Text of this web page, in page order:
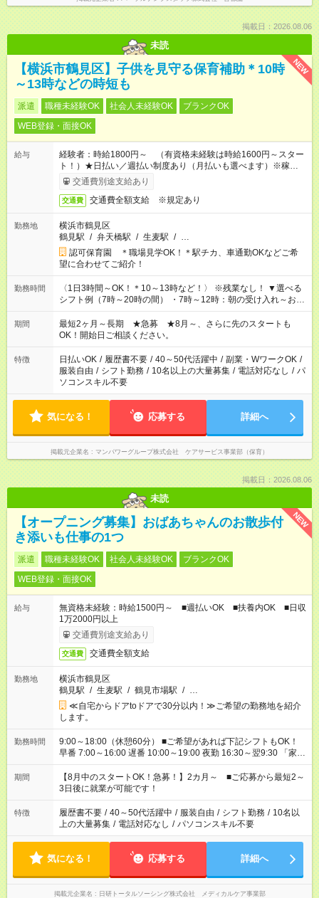
掲載日：2026.08.06
未読
NEW
【横浜市鶴見区】子供を見守る保育補助＊10時
～13時などの時短も
派遣 職種未経験OK 社会人未経験OK
ブランクOK
WEB登録・面接OK
給与
経験者：時給1800円～ （有資格未経験は時給1600円～スター
ト！）★日払い／週払い制度あり（月払いも選べます）※稼働開
始時は手続き完了次第のお支払いとなります★フルタイムできる
方は100円アップ！
交通費別途支給あり
交通費 交通費全額支給 ※規定あり
勤務地
横浜市鶴見区
鶴見駅 / 弁天橋駅 / 生麦駅 / …
認可保育園 ＊職場見学OK！＊駅チカ、車通勤OKなどご希
望に合わせてご紹介！
勤務時間
〈1日3時間～OK！＊10～13時など！〉 ※残業なし！ ▼選べる
シフト例（7時～20時の間） ・7時～12時：朝の受け入れ～お昼
の準備 ・10時～13時：園児の見守り～お昼の補助 ・9時～16
時：帰りの会まで！子供の成長を見守る ・15時～20時：夜のお
迎えサポート
期間
最短2ヶ月～長期 ★急募 ★8月～、さらに先のスタートも
OK！開始日ご相談ください。
特徴 日払いOK / 履歴書不要 / 40～50代活躍中 / 副業・WワークOK /
服装自由 / シフト勤務 / 10名以上の大量募集 / 電話対応なし / パ
ソコンスキル不要
気になる！ 応募する 詳細へ
掲載元企業名 マンパワーグループ株式会社 ケアサービス事業部（保育）
掲載日：2026.08.06
未読
NEW
【オープニング募集】おばあちゃんのお散歩付
き添いも仕事の1つ
派遣 職種未経験OK 社会人未経験OK
ブランクOK
WEB登録・面接OK
給与
無資格未経験：時給1500円～ ■週払いOK ■扶養内OK ■日収
1万2000円以上
交通費別途支給あり
交通費 交通費全額支給
勤務地
横浜市鶴見区
鶴見駅 / 生麦駅 / 鶴見市場駅 / …
≪自宅からドアtoドアで30分以内！≫ご希望の勤務地を紹介
します。
勤務時間
9:00～18:00（休憩60分） ■ご希望があれば下記シフトもOK！
早番 7:00～16:00 遅番 10:00～19:00 夜勤 16:30～翌9:30 「家族
と休みを合わせたい」 「余裕を持って夕飯の準備がしたい」
「できれば残業はしたくない」 など、ご希望を教えてください
ね。 ※Wワーク希望の方へ 今ご覧のお仕事で希望する勤務時間
と、もう1つのお仕事の勤務時間。 合計で週40時間を超える場
合は応募できません。
期間
【8月中のスタートOK！急募！】2カ月～ ■ご応募から最短2～
3日後に就業が可能です！
特徴 履歴書不要 / 40～50代活躍中 / 服装自由 / シフト勤務 / 10名以
上の大量募集 / 電話対応なし / パソコンスキル不要
気になる！ 応募する 詳細へ
掲載元企業名 日研トータルソーシング株式会社 メディカルケア事業部